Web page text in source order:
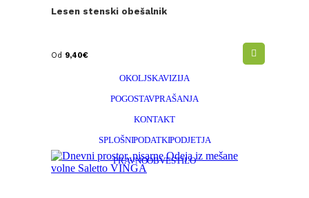
Lesen stenski obešalnik
Od 9,40€
INFORMACIJE O PERSONALIZACIJI
OKOLJSKA VIZIJA
POGOSTA VPRAŠANJA
KONTAKT
SPLOŠNI PODATKI PODJETJA
PRAVNO OBVESTILO